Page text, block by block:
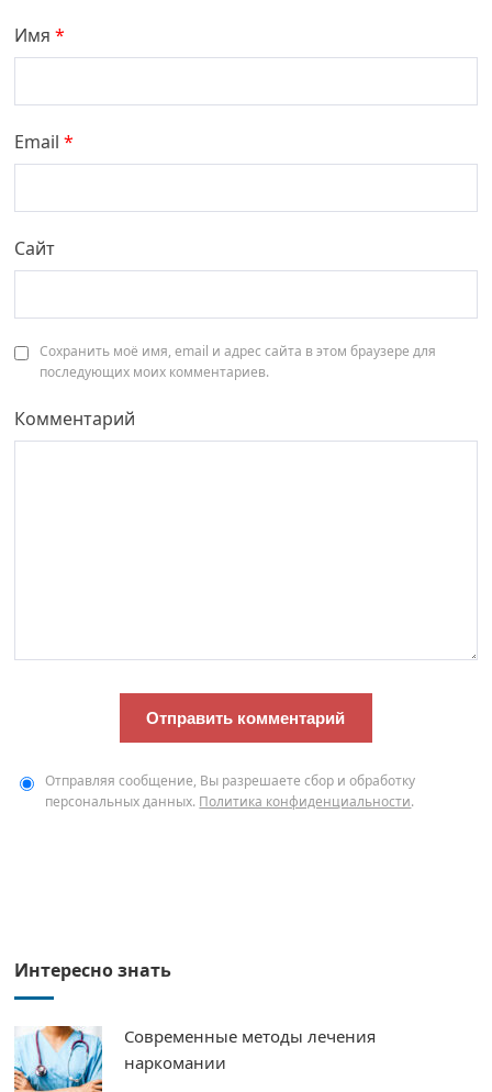
Имя*
Email*
Сайт
Сохранить моё имя, email и адрес сайта в этом браузере для
последующих моих комментариев.
Комментарий
Отправляя сообщение, Вы разрешаете сбор и обработку
персональных данных. Политика конфиденциальности.
Интересно знать
Современные методы лечения
наркомании